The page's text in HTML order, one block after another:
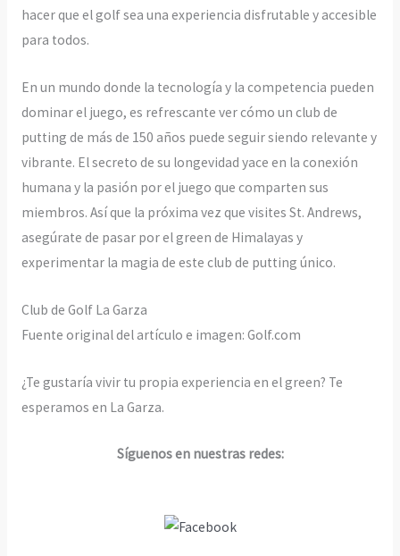
hacer que el golf sea una experiencia disfrutable y accesible
para todos.
En un mundo donde la tecnología y la competencia pueden
dominar el juego, es refrescante ver cómo un club de
putting de más de 150 años puede seguir siendo relevante y
vibrante. El secreto de su longevidad yace en la conexión
humana y la pasión por el juego que comparten sus
miembros. Así que la próxima vez que visites St. Andrews,
asegúrate de pasar por el green de Himalayas y
experimentar la magia de este club de putting único.
Club de Golf La Garza
Fuente original del artículo e imagen: Golf.com
¿Te gustaría vivir tu propia experiencia en el green? Te
esperamos en La Garza.
Síguenos en nuestras redes: